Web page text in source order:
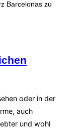
Barcelonas zu
oder in der
auch
und wohl